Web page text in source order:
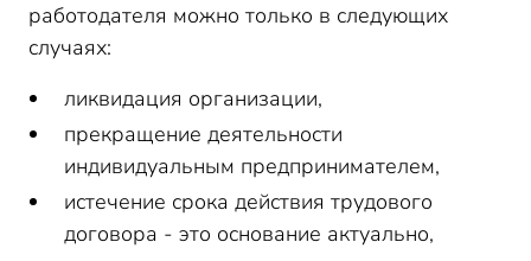
работодателя можно только в следующих
случаях:
ликвидация организации,
прекращение деятельности
индивидуальным предпринимателем,
истечение срока действия трудового
договора - это основание актуально,